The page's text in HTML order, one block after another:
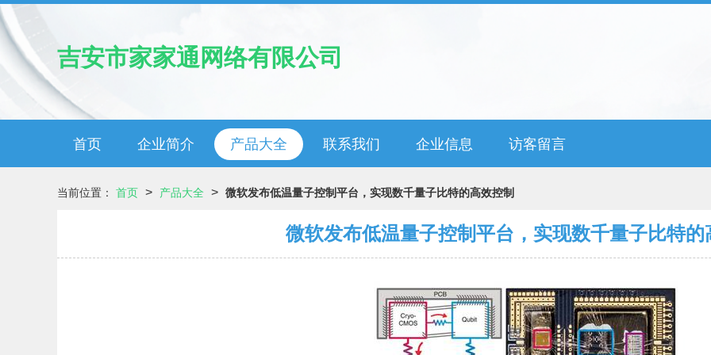
吉安市家家通网络有限公司
首页 企业简介 产品大全 联系我们 企业信息 访客留言
当前位置： 首页 > 产品大全 > 微软发布低温量子控制平台，实现数千量子比特的高效控制
微软发布低温量子控制平台，实现数千量子比特的